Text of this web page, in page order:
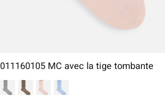
011160105 MC avec la tige tombante